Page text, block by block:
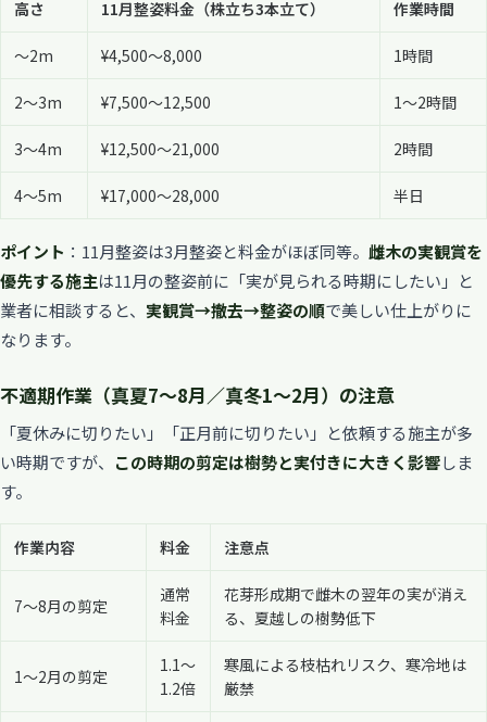
高さ 11月整姿料金（株立ち3本立て） 作業時間
〜2m ¥4,500〜8,000 1時間
2〜3m ¥7,500〜12,500 1〜2時間
3〜4m ¥12,500〜21,000 2時間
4〜5m ¥17,000〜28,000 半日
ポイント ：11月整姿は3月整姿と料金がほぼ同等。 雌木の実観賞を
優先する施主は11月の整姿前に「実が見られる時期にしたい」と
業者に相談すると、 実観賞→撤去→整姿の順で美しい仕上がりに
なります。
不適期作業（真夏7〜8月／真冬1〜2月）の注意
「夏休みに切りたい」「正月前に切りたい」と依頼する施主が多
い時期ですが、 この時期の剪定は樹勢と実付きに大きく影響しま
す。
作業内容 料金 注意点
7〜8月の剪定
通常
料金
花芽形成期で雌木の翌年の実が消え
る、夏越しの樹勢低下
1〜2月の剪定
1.1〜
1.2倍
寒風による枝枯れリスク、寒冷地は
厳禁